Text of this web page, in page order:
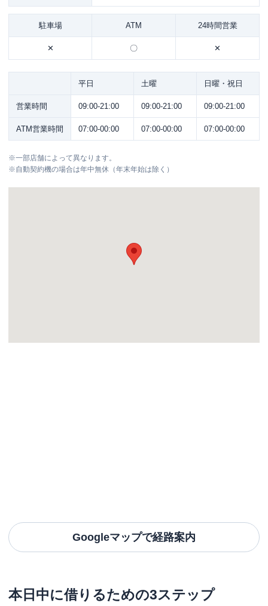
駐車場 ATM 24時間営業
✕ 〇 ✕
平日 土曜 日曜・祝日
営業時間 09:00-21:00 09:00-21:00 09:00-21:00
ATM営業時間 07:00-00:00 07:00-00:00 07:00-00:00
※一部店舗によって異なります。
※自動契約機の場合は年中無休（年末年始は除く）
Googleマップで経路案内
本日中に借りるための3ステップ